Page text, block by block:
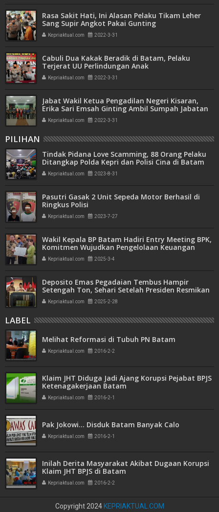
Rasa Sakit Hati, Ini Alasan Pelaku Tikam Leher
Sang Supir Angkot Pakai Gunting
Kepriaktual.com 2022-3-31
Cabuli Dua Kakak Beradik di Batam, Pelaku
Terjerat UU Perlindungan Anak
Kepriaktual.com 2022-3-31
Jabat Wakil Ketua Pengadilan Negeri Kisaran,
Erika Sari Emsah Ginting Ambil Sumpah Jabatan
Kepriaktual.com 2022-3-31
PILIHAN
Tindak Pidana Love Scamming, 88 Orang Pelaku
Ditangkap Polda Kepri dan Polisi Cina di Batam
Kepriaktual.com 2023-8-31
Pasutri Gasak 2 Unit Sepeda Motor Berhasil di
Ringkus Polisi
Kepriaktual.com 2023-7-27
Wakil Kepala BP Batam Hadiri Entry Meeting BPK,
Komitmen Wujudkan Pengelolaan Keuangan
Transparan dan Akuntabel
Kepriaktual.com 2025-3-4
Deposito Emas Pegadaian Tembus Hampir
Setengah Ton, Sehari Setelah Presiden Resmikan
Bank Emas
Kepriaktual.com 2025-2-28
LABEL
Melihat Reformasi di Tubuh PN Batam
Kepriaktual.com 2016-2-2
Klaim JHT Diduga Jadi Ajang Korupsi Pejabat BPJS
Ketenagakerjaan Batam
Kepriaktual.com 2016-2-1
Pak Jokowi... Disduk Batam Banyak Calo
Kepriaktual.com 2016-2-1
Inilah Derita Masyarakat Akibat Dugaan Korupsi
Klaim JHT BPJS di Batam
Kepriaktual.com 2016-2-2
Copyright 2024 KEPRIAKTUAL.COM